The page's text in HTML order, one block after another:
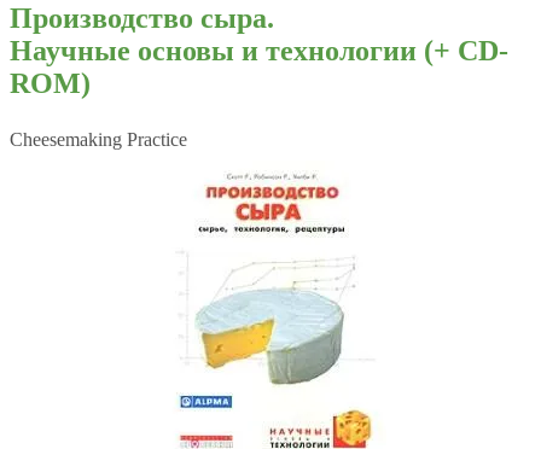
Производство сыра.
Научные основы и технологии (+ CD-
ROM)
Cheesemaking Practice